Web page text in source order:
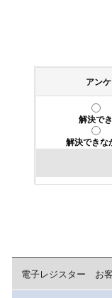
アン
解決で
解決できな
電子レジスター お